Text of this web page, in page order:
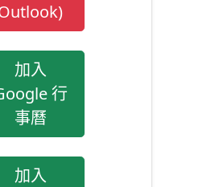
加入
行
事曆
加入